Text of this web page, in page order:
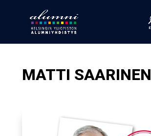
MAT­TI SAA­RI­NEN